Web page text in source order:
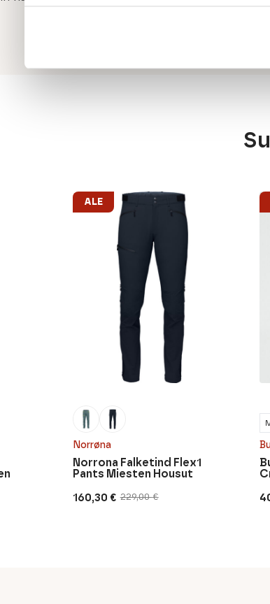
Norrøna
ALE
229,00€
Alkuperäinen
160,30 €
Nykyinen
Norrona Falketind Flex1
Pants Miesten Housut